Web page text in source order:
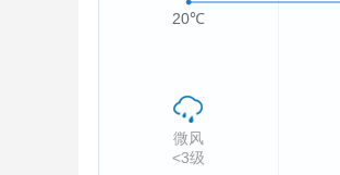
20℃
微风
<3级